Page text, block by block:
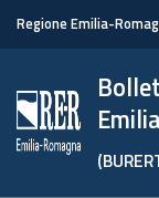
Regione Emilia-